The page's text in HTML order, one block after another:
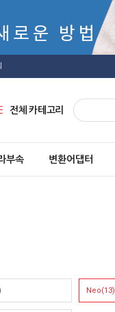
전체 카테고리
부속 변환어댑터
Neo(13)